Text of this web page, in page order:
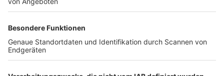
TOP-PARTNER